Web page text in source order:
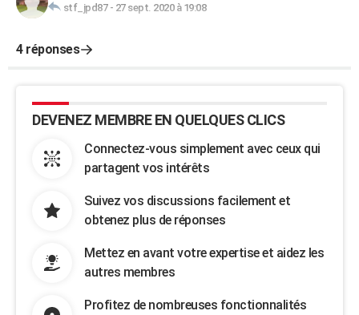
stf_jpd87- 27 sept. 2020 à 19:08
4 réponses
DEVENEZ MEMBRE EN QUELQUES CLICS
Connectez-vous simplement avec ceux qui
partagent vos intérêts
Suivez vos discussions facilement et
obtenez plus de réponses
Mettez en avant votre expertise et aidez les
autres membres
Profitez de nombreuses fonctionnalités